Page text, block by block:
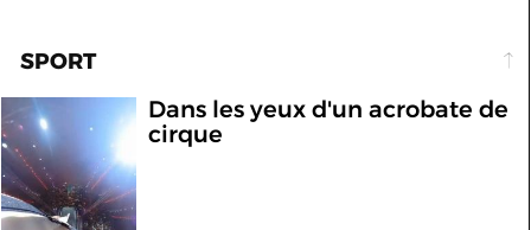
SPORT
Dans les yeux d'un acrobate de
cirque